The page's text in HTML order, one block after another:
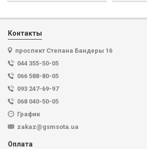
Контакты
проспект Степана Бандеры 16
044 355-50-05
066 588-80-05
093 247-69-97
068 040-50-05
График
zakaz@gsmsota.ua
Оплата